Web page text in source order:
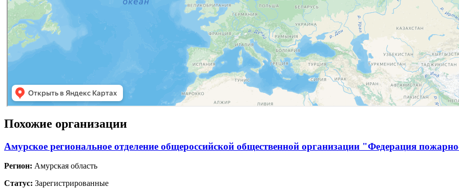
Похожие организации
Амурское региональное отделение общероссийской общественной организации "Федерация
Регион: Амурская область
Статус: Зарегистрированные